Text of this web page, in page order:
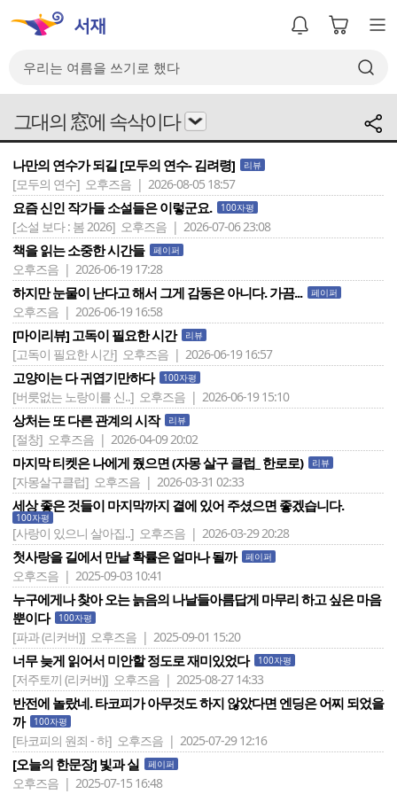
그대의 窓에 속삭이다
나만의 연수가 되길 [모두의 연수- 김려령] 리뷰
[모두의 연수] 오후즈음 | 2026-08-05 18:57
요즘 신인 작가들 소설들은 이렇군요. 100자평
[소설 보다 : 봄 2026] 오후즈음 | 2026-07-06 23:08
책을 읽는 소중한 시간들 페이퍼
오후즈음 | 2026-06-19 17:28
하지만 눈물이 난다고 해서 그게 감동은 아니다. 가끔... 페이퍼
오후즈음 | 2026-06-19 16:58
[마이리뷰] 고독이 필요한 시간 리뷰
[고독이 필요한 시간] 오후즈음 | 2026-06-19 16:57
고양이는 다 귀엽기만하다 100자평
[버릇없는 노랑이를 신..] 오후즈음 | 2026-06-19 15:10
상처는 또 다른 관계의 시작 리뷰
[절창] 오후즈음 | 2026-04-09 20:02
마지막 티켓은 나에게 줬으면 (자몽 살구 클럽_ 한로로) 리뷰
[자몽살구클럽] 오후즈음 | 2026-03-31 02:33
세상 좋은 것들이 마지막까지 곁에 있어 주셨으면 좋겠습니다.
100자평
[사랑이 있으니 살아집..] 오후즈음 | 2026-03-29 20:28
첫사랑을 길에서 만날 확률은 얼마나 될까 페이퍼
오후즈음 | 2025-09-03 10:41
누구에게나 찾아 오는 늙음의 나날들아름답게 마무리 하고 싶은 마음
뿐이다
100자평
[파과 (리커버)] 오후즈음 | 2025-09-01 15:20
너무 늦게 읽어서 미안할 정도로 재미있었다 100자평
[저주토끼 (리커버)] 오후즈음 | 2025-08-27 14:33
반전에 놀랐네. 타코피가 아무것도 하지 않았다면 엔딩은 어찌 되었을
까
100자평
[타코피의 원죄 - 하] 오후즈음 | 2025-07-29 12:16
[오늘의 한문장] 빛과 실 페이퍼
오후즈음 | 2025-07-15 16:48